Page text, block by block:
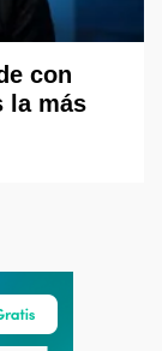
con
la más